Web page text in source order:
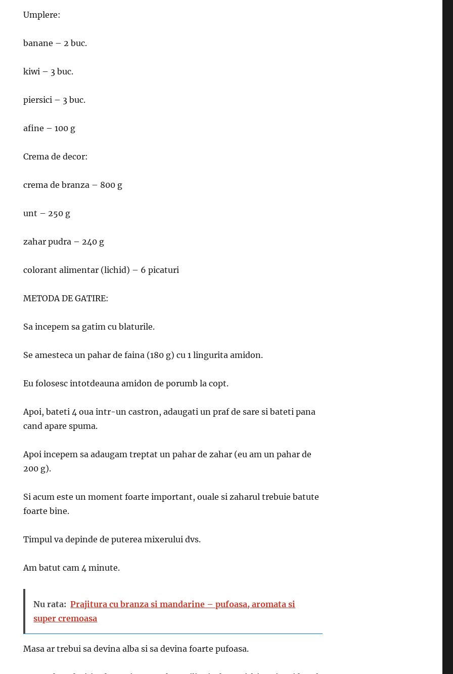
Umplere:
banane – 2 buc.
kiwi – 3 buc.
piersici – 3 buc.
afine – 100 g
Crema de decor:
crema de branza – 800 g
unt – 250 g
zahar pudra – 240 g
colorant alimentar (lichid) – 6 picaturi
METODA DE GATIRE:
Sa incepem sa gatim cu blaturile.
Se amesteca un pahar de faina (180 g) cu 1 lingurita amidon.
Eu folosesc intotdeauna amidon de porumb la copt.
Apoi, bateti 4 oua intr-un castron, adaugati un praf de sare si bateti pana
cand apare spuma.
Apoi incepem sa adaugam treptat un pahar de zahar (eu am un pahar de
200 g).
Si acum este un moment foarte important, ouale si zaharul trebuie batute
foarte bine.
Timpul va depinde de puterea mixerului dvs.
Am batut cam 4 minute.
Nu rata: Prajitura cu branza si mandarine – pufoasa, aromata si
super cremoasa
Masa ar trebui sa devina alba si sa devina foarte pufoasa.